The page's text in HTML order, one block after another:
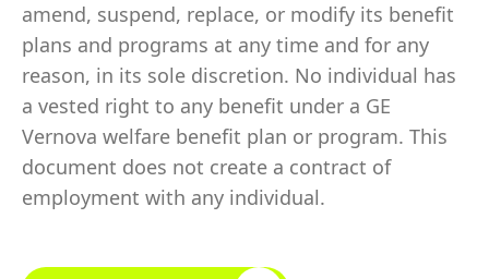
amend, suspend, replace, or modify its benefit
plans and programs at any time and for any
reason, in its sole discretion. No individual has
a vested right to any benefit under a GE
Vernova welfare benefit plan or program. This
document does not create a contract of
employment with any individual.